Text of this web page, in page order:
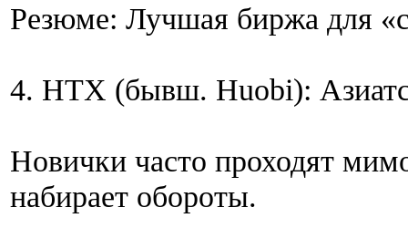
Резюме: Лучшая биржа для
4. HTX (бывш. Huobi):
Новички часто проходят
набирает обороты.